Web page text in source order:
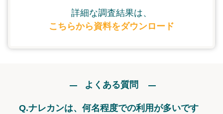
詳細な調査結果は、
こちらから資料をダウンロード
よくある質問
Q.ナレカンは、何名程度での利用が多いです